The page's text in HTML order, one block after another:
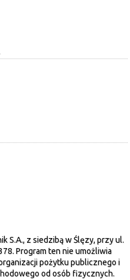
S.A., z siedzibą w Ślęzy, przy ul.
Program ten nie umożliwia
pożytku publicznego i
od osób fizycznych.